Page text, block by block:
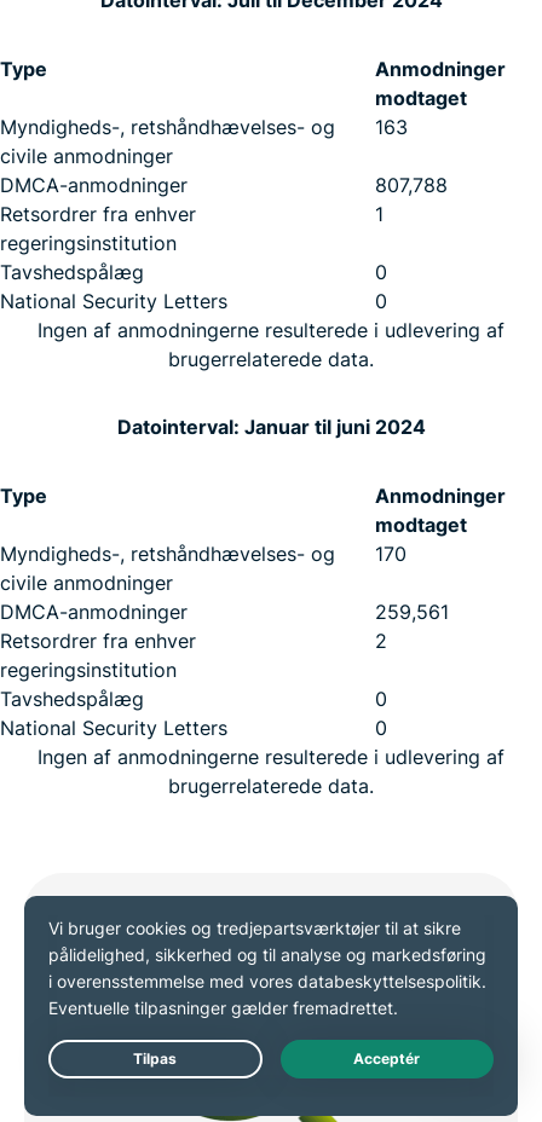
Type
Anmodninger
modtaget
Myndigheds-, retshåndhævelses- og
civile anmodninger
163
DMCA-anmodninger
807,788
Retsordrer fra enhver
regeringsinstitution
1
Tavshedspålæg
0
National Security Letters
0
Ingen af anmodningerne resulterede i udlevering af
brugerrelaterede data.
Datointerval: Januar til juni 2024
Type
Anmodninger
modtaget
Myndigheds-, retshåndhævelses- og
civile anmodninger
170
DMCA-anmodninger
259,561
Retsordrer fra enhver
regeringsinstitution
2
Tavshedspålæg
0
National Security Letters
0
Ingen af anmodningerne resulterede i udlevering af
brugerrelaterede data.
Live Chat